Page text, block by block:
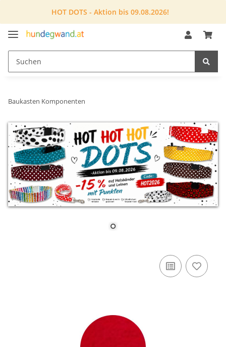
HOT DOTS - Aktion bis 09.08.2026!
Baukasten Komponenten